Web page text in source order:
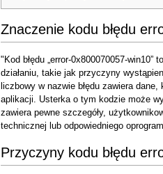
Znaczenie kodu błędu
"Kod błędu „error-0x800070057-
działaniu, takie jak przyczyny
liczbowy w nazwie błędu zawiera
aplikacji. Usterka o tym kodzie może
zawiera pewne szczegóły,
technicznej lub odpowiedniego
Przyczyny kodu błędu